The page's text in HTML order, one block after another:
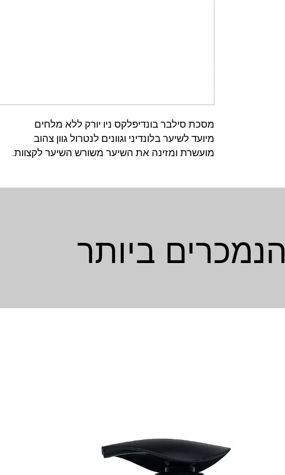
מסכת סילבר בונדיפלקס ניו יורק ללא מלחים
מיועד לשיער בלונדיני וגוונים לנטרול גוון צהוב
מועשרת ומזינה את השיער משורש השיער לקצוות.
הנמכרים ביותר